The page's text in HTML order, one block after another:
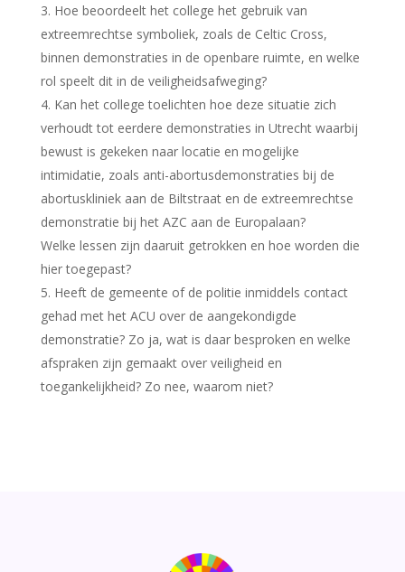
Hoe beoordeelt het college het gebruik van
extreemrechtse symboliek, zoals de Celtic Cross,
binnen demonstraties in de openbare ruimte, en welke
rol speelt dit in de veiligheidsafweging?
Kan het college toelichten hoe deze situatie zich
verhoudt tot eerdere demonstraties in Utrecht waarbij
bewust is gekeken naar locatie en mogelijke
intimidatie, zoals anti-abortusdemonstraties bij de
abortuskliniek aan de Biltstraat en de extreemrechtse
demonstratie bij het AZC aan de Europalaan?
Welke lessen zijn daaruit getrokken en hoe worden die
hier toegepast?
Heeft de gemeente of de politie inmiddels contact
gehad met het ACU over de aangekondigde
demonstratie? Zo ja, wat is daar besproken en welke
afspraken zijn gemaakt over veiligheid en
toegankelijkheid? Zo nee, waarom niet?